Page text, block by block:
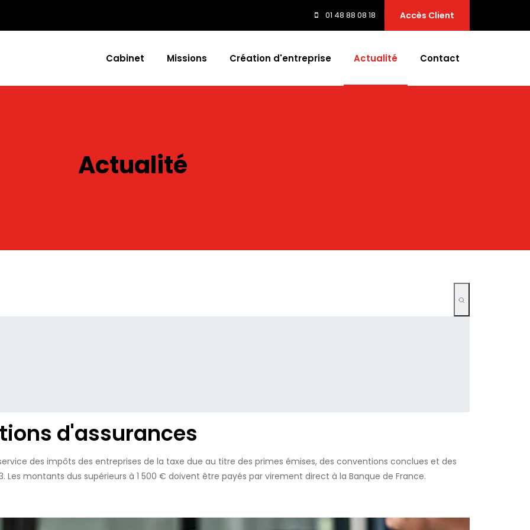
01 48 88 08 18 Accès Client
Cabinet Missions Création d'entreprise Actualité Contact
Actualité
d'assurances
des impôts des entreprises de la taxe due au titre des primes émises, des conventions conclues et des
Les montants dus supérieurs à 1 500 € doivent être payés par virement direct à la Banque de France.